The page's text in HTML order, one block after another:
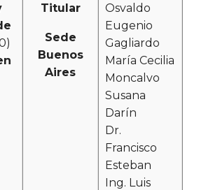
Titular
Sede
Buenos
Aires
Osvaldo
Eugenio
Gagliardo
María Cecilia
Moncalvo
Susana
Darín
Dr.
Francisco
Esteban
Ing. Luis